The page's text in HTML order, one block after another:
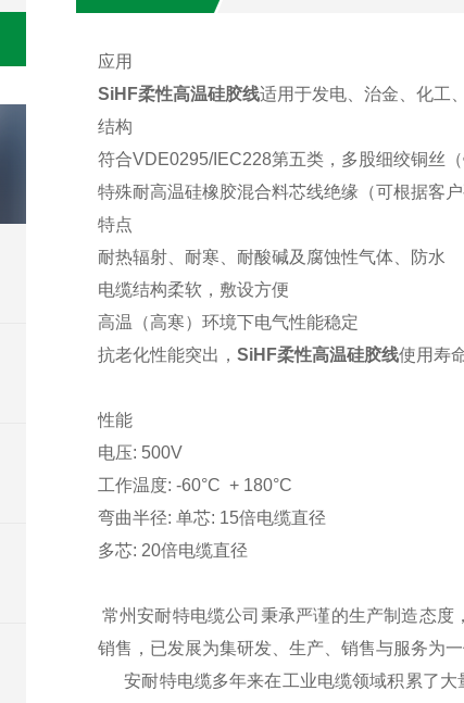
应用
SiHF柔性高温硅胶线适用于发电、治金、化工
结构
符合VDE0295/IEC228第五类，多股细绞铜丝
特殊耐高温硅橡胶混合料芯线绝缘（可根据客户
特点
耐热辐射、耐寒、耐酸碱及腐蚀性气体、防水
电缆结构柔软，敷设方便
高温（高寒）环境下电气性能稳定
抗老化性能突出， SiHF柔性高温硅胶线使用寿
性能
电压: 500V
工作温度: -60°C + 180°C
弯曲半径: 单芯: 15倍电缆直径
多芯: 20倍电缆直径
常州安耐特电缆公司秉承严谨的生产制造态
销售，已发展为集研发、生产、销售与服务为
安耐特电缆多年来在工业电缆领域积累了大